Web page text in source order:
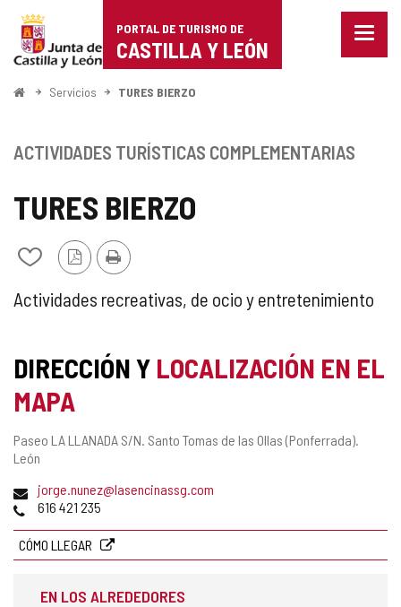
Portal
de
Turismo
Castilla
León
PORTAL DE TURISMO DE
CASTILLA Y LEÓN
Menu
InicioServicios TURES BIERZO
TURES BIERZO
Añadir/quitar
mis
cuadernos
Versión
PDF
Imprimir
TIPO
ACTIVIDADES TURÍSTICAS COMPLEMENTARIAS
ACTIVIDAD
COMPLEMENTARIA
Actividades recreativas, de ocio y entretenimiento
DIRECCIÓN Y LOCALIZACIÓN EN EL
MAPA
Dirección
postal
Paseo LA LLANADA S/N. Santo Tomas de las Ollas (Ponferrada).
León
Dirección
de
electrónico
jorge.nunez@lasencinassg.com
Teléfonos
616 421 235
CÓMO LLEGAR
EN LOS ALREDEDORES